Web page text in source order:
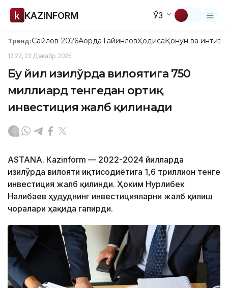
KAZINFORM ЎЗ
Тренд:Сайлов-2026АқордаТайинловҲодисаҚонун ва
12:22, 22 Декабр 2025
Бу йил Қизилўрда вилоятига 750
миллиард тенгедан ортиқ
инвестиция жалб қилинади
ASTANA. Кazinform — 2022-2024 йилларда
Қизилўрда вилояти иқтисодиётига 1,6 триллион тенге
инвестиция жалб қилинди. Ҳоким Нурлибек
Налибаев ҳудуднинг инвестицияларни жалб қилиш
чоралари ҳақида гапирди.